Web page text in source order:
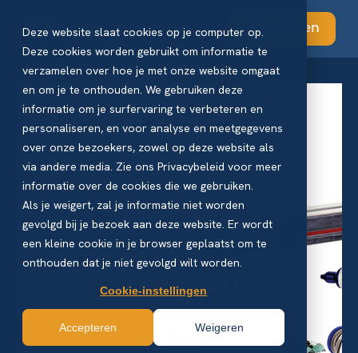
Deze website slaat cookies op je computer op.
Deze cookies worden gebruikt om informatie te
verzamelen over hoe je met onze website omgaat
en om je te onthouden. We gebruiken deze
informatie om je surfervaring te verbeteren en
personaliseren, en voor analyse en meetgegevens
over onze bezoekers, zowel op deze website als
via andere media. Zie ons Privacybeleid voor meer
informatie over de cookies die we gebruiken.
Als je weigert, zal je informatie niet worden
gevolgd bij je bezoek aan deze website. Er wordt
een kleine cookie in je browser geplaatst om te
onthouden dat je niet gevolgd wilt worden.
Cookie-instellingen
Accepteren Weigeren
Abonneren